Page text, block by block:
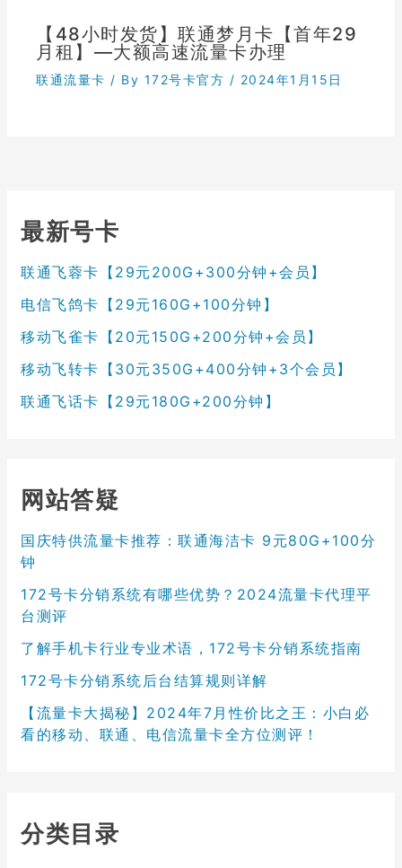
【48小时发货】联通梦月卡【首年29
月租】—大额高速流量卡办理
联通流量卡 / By 172号卡官方 / 2024年1月15日
最新号卡
联通飞蓉卡【29元200G+300分钟+会员】
电信飞鸽卡【29元160G+100分钟】
移动飞雀卡【20元150G+200分钟+会员】
移动飞转卡【30元350G+400分钟+3个会员】
联通飞话卡【29元180G+200分钟】
网站答疑
国庆特供流量卡推荐：联通海洁卡 9元80G+100分
钟
172号卡分销系统有哪些优势？2024流量卡代理平
台测评
了解手机卡行业专业术语，172号卡分销系统指南
172号卡分销系统后台结算规则详解
【流量卡大揭秘】2024年7月性价比之王：小白必
看的移动、联通、电信流量卡全方位测评！
分类目录